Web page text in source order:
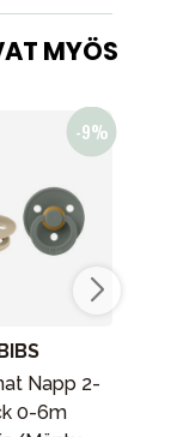
MYÖS
BIBS
Napp 2-
0-6m